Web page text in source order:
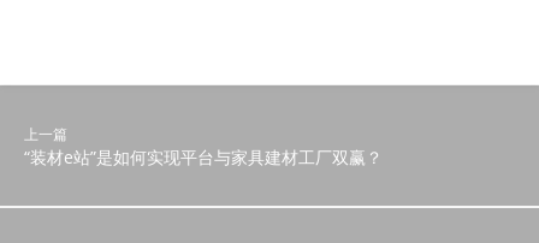
上一篇
“装材e站”是如何实现平台与家具建材工厂双赢？